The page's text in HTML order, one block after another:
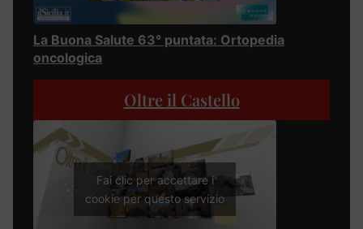
La Buona Salute 63° puntata: Ortopedia
oncologica
Oltre il Castello
Fai clic per accettare i
cookie per questo servizio